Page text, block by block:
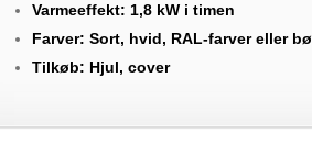
Varmeeffekt: 1,8 kW i timen
Farver: Sort, hvid, RAL-farver eller
Tilkøb: Hjul, cover